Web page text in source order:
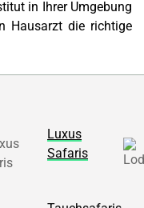
in Ihrer Umgebung
Hausarzt die richtige
Luxus
Safaris